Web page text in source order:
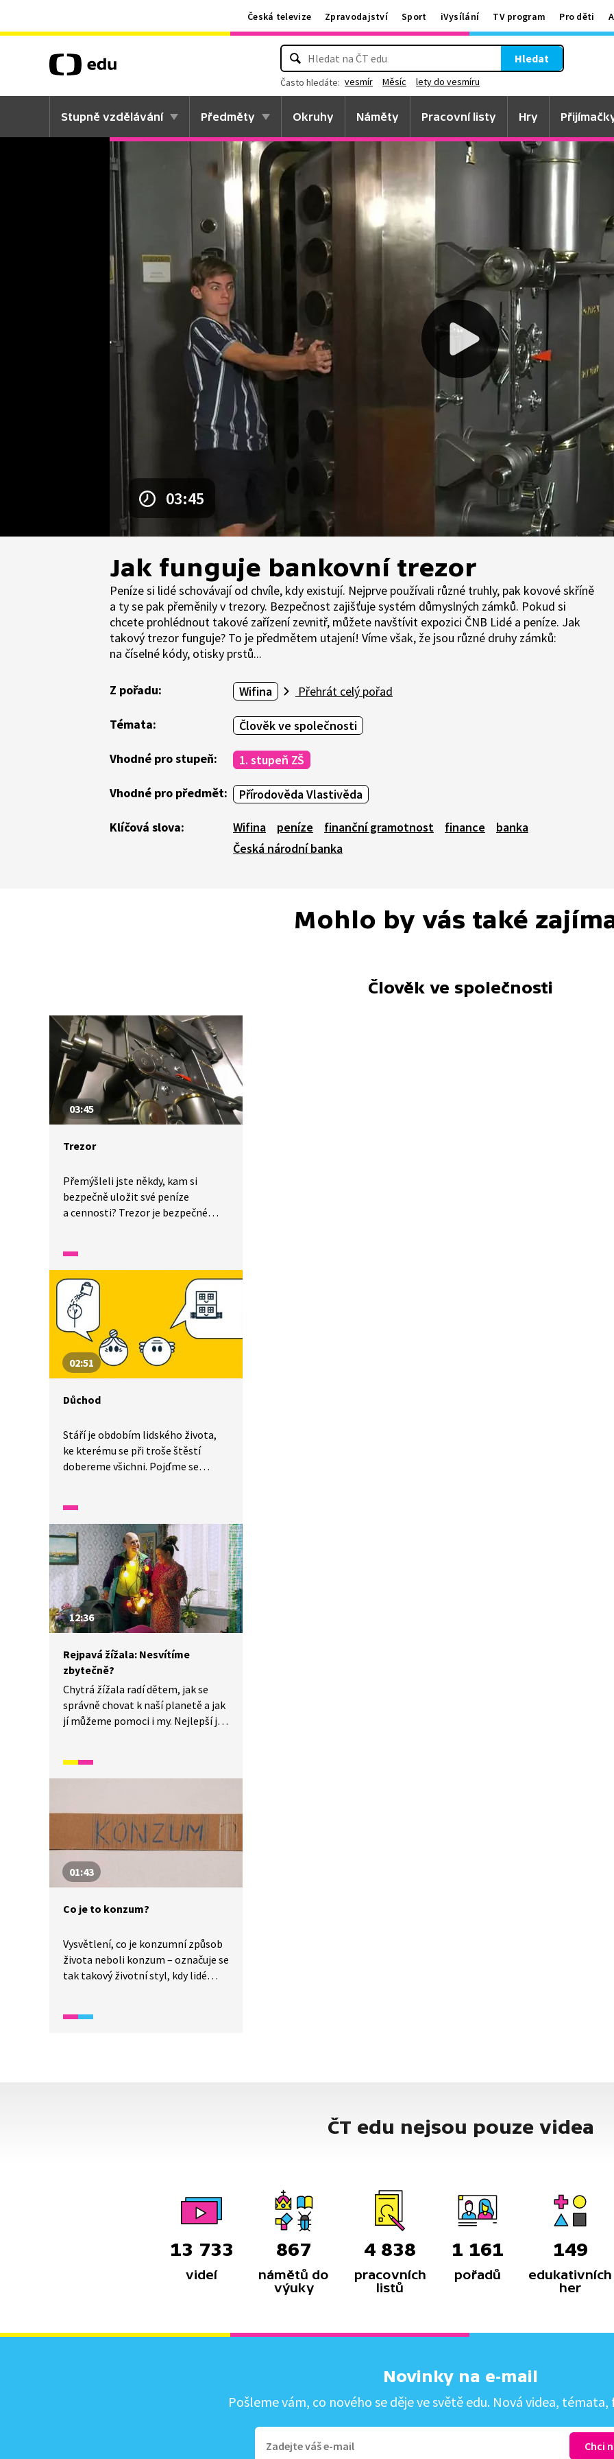
Česká televize Zpravodajství Sport iVysílání TV program Pro děti
Hledat
Často hledáte: vesmír Měsíc lety do vesmíru
Stupně vzdělávání Předměty Okruhy Náměty Pracovní listy Hry
03:45
Jak funguje bankovní trezor
Peníze si lidé schovávají od chvíle, kdy existují. Nejprve používali různé truhly, pak kovové skříně
a ty se pak přeměnily v trezory. Bezpečnost zajišťuje systém důmyslných zámků. Pokud si
chcete prohlédnout takové zařízení zevnitř, můžete navštívit expozici ČNB Lidé a peníze. Jak
takový trezor funguje? To je předmětem utajení! Víme však, že jsou různé druhy zámků:
na číselné kódy, otisky prstů...
Z pořadu: Wifina Přehrát celý pořad
Témata: Člověk ve společnosti
Vhodné pro stupeň: 1. stupeň ZŠ
Vhodné pro předmět: Přírodověda Vlastivěda
Klíčová slova: Wifina peníze finanční gramotnost finance
banka
Česká národní banka
Mohlo by vás také
Člověk ve společnosti
03:45
Trezor
Přemýšleli jste někdy, kam si
bezpečně uložit své peníze
a cennosti? Trezor je bezpečné
zámky se dají uzamknout, si
ukážeme v následujícím videu.
Společně se také podíváme
na jeden z trezorů ČNB.
02:51
Důchod
Stáří je obdobím lidského života,
ke kterému se při troše štěstí
dobereme všichni. Pojďme se
něco jako kapesné, ale většinou se
tím myslí starobní důchod. To jsou
peníze pro seniory. Proč je
dostávají? Proč se má stát starat
o své seniory?
12:36
Rejpavá žížala: Nesvítíme
zbytečně?
Chytrá žížala radí dětem, jak se
správně chovat k naší planetě a jak
jí můžeme pomoci i my. Nejlepší je
spotřebiče. Ušetříme tak i peníze
ničí krajinu kolem nás. Takže, čím
víc elektřiny spotřebujeme, tím hůř
to vypadá s naší planetou.
01:43
Co je to konzum?
Vysvětlení, co je konzumní způsob
života neboli konzum – označuje se
tak takový životní styl, kdy lidé
ČT edu nejsou pouze videa
13 733
videí
867
námětů do
výuky
4 838
pracovních
listů
1 161
pořadů
149
edukativních
her
Novinky na e-mail
Pošleme vám, co nového se děje ve světě edu. Nová videa, témata,